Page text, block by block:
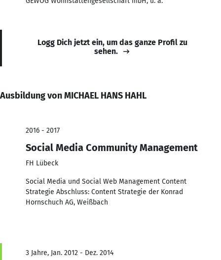
Logg Dich jetzt ein, um das ganze Profil zu
sehen.
Ausbildung von MICHAEL HANS HAHL
2016 - 2017
Social Media Community Management
FH Lübeck
Social Media und Social Web Management Content
Strategie Abschluss: Content Strategie der Konrad
Hornschuch AG, Weißbach
3 Jahre, Jan. 2012 - Dez. 2014